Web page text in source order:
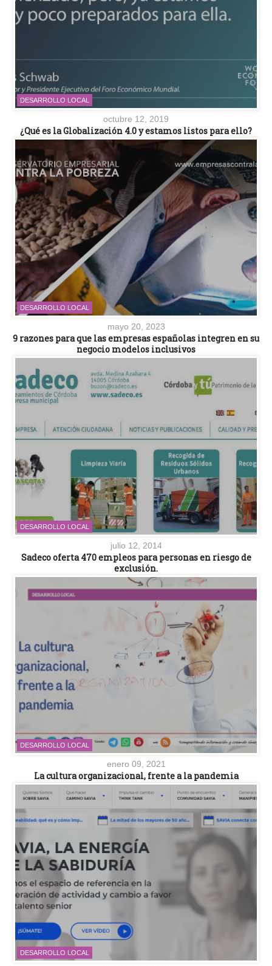
DESARROLLO LOCAL
octubre 12, 2019
¿Qué es la Globalización 4.0 y estamos listos para ello?
DESARROLLO LOCAL
mayo 20, 2023
9 razones para que las empresas españolas integren en su
negocio modelos inclusivos
DESARROLLO LOCAL
julio 12, 2014
Sadeco oferta 470 empleos para personas en riesgo de
exclusión.
DESARROLLO LOCAL
enero 09, 2021
La cultura organizacional, frente a la pandemia
DESARROLLO LOCAL